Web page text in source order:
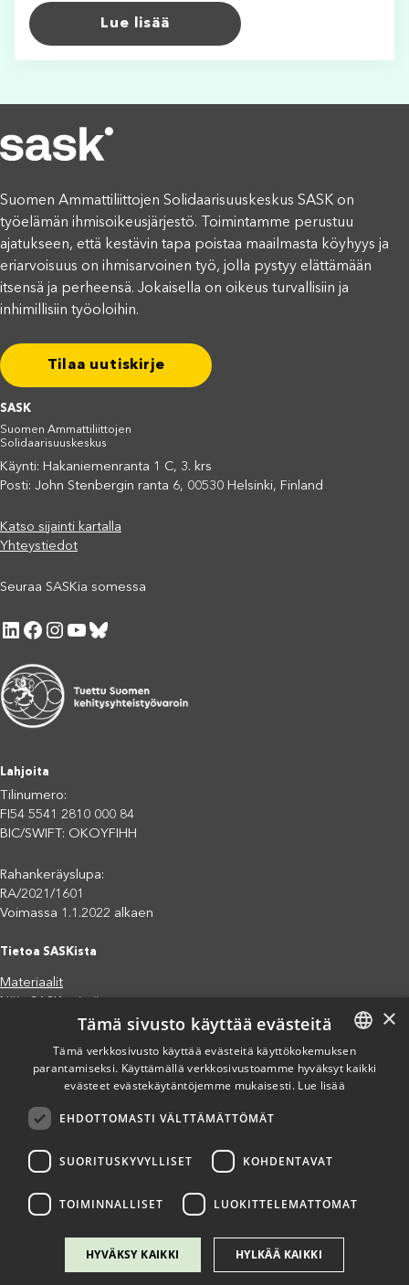
Lue lisää
Suomen Ammattiliittojen Solidaarisuuskeskus SASK on
työelämän ihmisoikeusjärjestö. Toimintamme perustuu
ajatukseen, että kestävin tapa poistaa maailmasta köyhyys ja
eriarvoisuus on ihmisarvoinen työ, jolla pystyy elättämään
itsensä ja perheensä. Jokaisella on oikeus turvallisiin ja
inhimillisiin työoloihin.
Tilaa uutiskirje
SASK
Suomen Ammattiliittojen
Solidaarisuuskeskus
Käynti: Hakaniemenranta 1 C, 3. krs
Posti: John Stenbergin ranta 6, 00530 Helsinki, Finland
Katso sijainti kartalla
Yhteystiedot
Seuraa SASKia somessa
LinkedIn Facebook Instagram YouTube Bluesky
Lahjoita
Tilinumero:
FI54 5541 2810 000 84
BIC/SWIFT: OKOYFIHH
Rahankeräyslupa:
RA/2021/1601
Voimassa 1.1.2022 alkaen
Tietoa SASKista
Materiaalit
Jäsenjärjestöt
Saavutettavuusseloste
Tietosuojaseloste
Eettiset periaatteet (pdf)
Lahjoita
Osallistu
Liity kannatusjäseneksi
Ilmoita väärinkäytösepäilystä
FINNISH
×
Tämä sivusto käyttää evästeitä
Tämä verkkosivusto käyttää evästeitä käyttökokemuksen
parantamiseksi. Käyttämällä verkkosivustoamme hyväksyt kaikki
evästeet evästekäytäntöjemme mukaisesti. Lue lisää
EHDOTTOMASTI VÄLTTÄMÄTTÖMÄT
SUORITUSKYVYLLISET KOHDENTAVAT
TOIMINNALLISET LUOKITTELEMATTOMAT
HYVÄKSY KAIKKI HYLKÄÄ KAIKKI